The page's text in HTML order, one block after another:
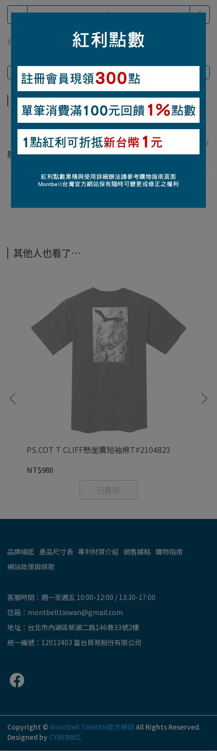
此商品 「 最高 」可以折抵紅利 560點 (約等於
商品介紹
商品介紹
【平均重量】251克
【特點】2組拉鍊口袋/不卡下巴拉鍊設計/Alpine束口式袖口/
肘部立體剪裁/抽繩調節系統/頭罩貼臉度可自由調節
其他人也看了⋯
PS.COT T CLIFF懸崖鷹短袖棉T#2104823
NT$980
已售完
品牌緣起 產品尺寸表 專利材質介紹 銷售據點 購物指南
網站政策與條款
客服時間：週一至週五 10:00-12:00 / 13:30-17:00
信箱：montbell.taiwan@gmail.com
地址：台北市內湖區新湖二路146巷33號2樓
統一編號：12012403 富台貿易股份有限公司
Copyright © Montbell TAIWAN官方網站All Rights Reserved.
Designed by CYBERBIZ.